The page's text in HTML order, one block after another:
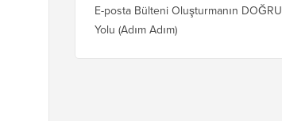
E-posta Bülteni Oluşturmanın DOĞRU
Yolu (Adım Adım)